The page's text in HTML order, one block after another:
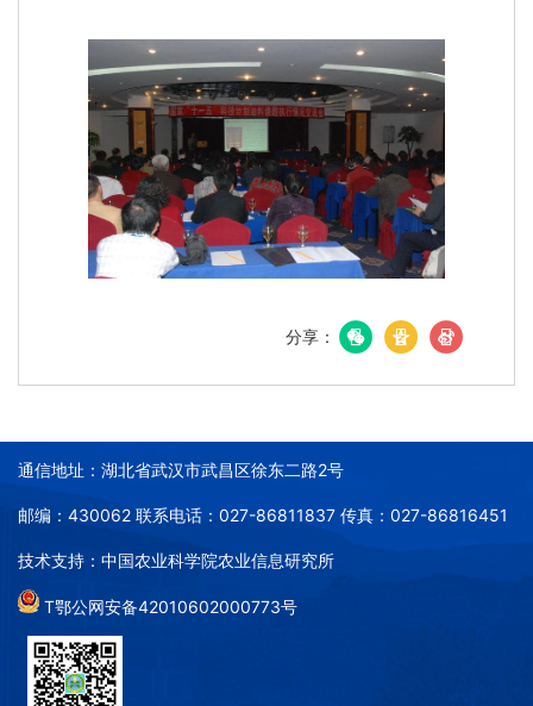
分享：
通信地址：湖北省武汉市武昌区徐东二路2号
邮编：430062 联系电话：027-86811837 传真：027-86816451
技术支持：中国农业科学院农业信息研究所
T鄂公网安备42010602000773号